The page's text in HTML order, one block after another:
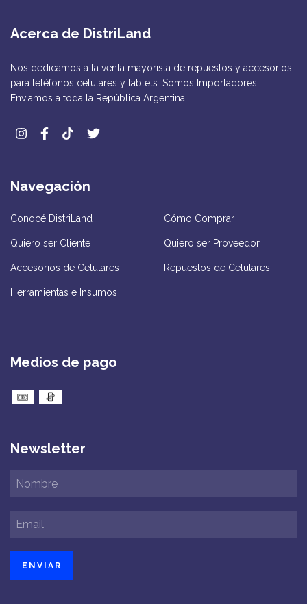
Acerca de DistriLand
Nos dedicamos a la venta mayorista de repuestos y accesorios
para teléfonos celulares y tablets. Somos Importadores.
Enviamos a toda la República Argentina.
Navegación
Conocé DistriLand Cómo Comprar
Quiero ser Cliente Quiero ser Proveedor
Accesorios de Celulares Repuestos de Celulares
Herramientas e Insumos
Medios de pago
Newsletter